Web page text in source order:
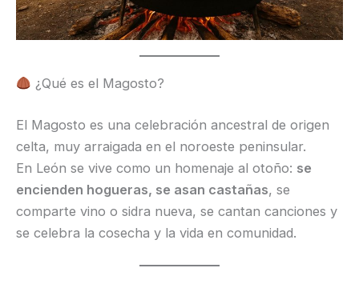
¿Qué es el Magosto?
El Magosto es una celebración ancestral de origen
celta, muy arraigada en el noroeste peninsular.
En León se vive como un homenaje al otoño: se
encienden hogueras, se asan castañas, se
comparte vino o sidra nueva, se cantan canciones y
se celebra la cosecha y la vida en comunidad.